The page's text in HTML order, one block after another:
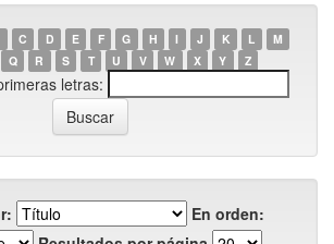
C D E F G H I J K L
M
Q R S T U V W X Y Z
letras:
En orden: